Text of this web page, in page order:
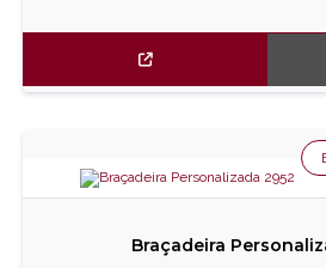
Braçadeira